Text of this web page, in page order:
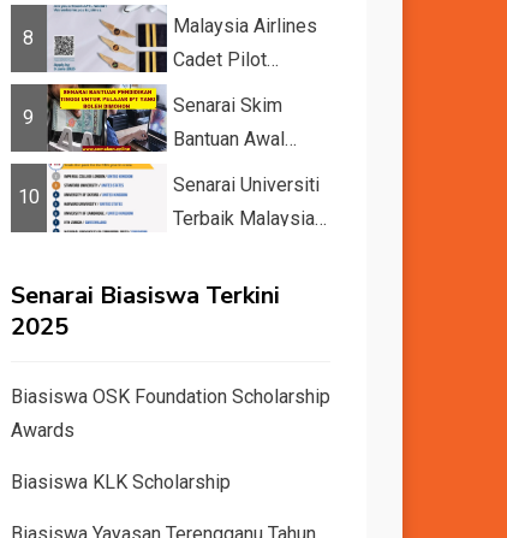
(Perkeranian/Operasi)
Gred N1
8
Malaysia Airlines
Cadet Pilot
Recruitment
9
Senarai Skim
Bantuan Awal
Pelajar IPT 2026
10
Senarai Universiti
Terbaik Malaysia
2026 &#82...
Senarai Biasiswa Terkini
2025
Biasiswa OSK Foundation Scholarship
Awards
Biasiswa KLK Scholarship
Biasiswa Yayasan Terengganu Tahun